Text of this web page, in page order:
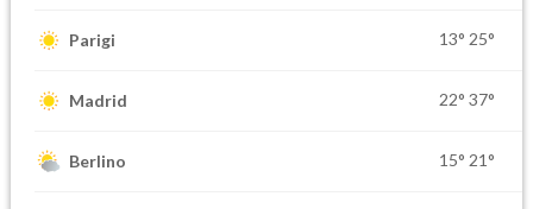
Parigi 13° 25°
Madrid 22° 37°
Berlino 15° 21°